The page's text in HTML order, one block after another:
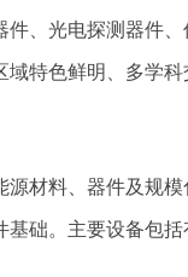
件、光电探测器件
特色鲜明、多学
源材料、器件及规
础。主要设备包